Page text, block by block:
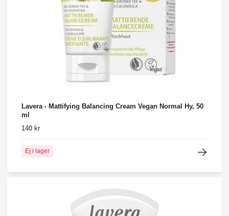
Lavera - Mattifying Balancing Cream Vegan Normal Hy, 50
ml
140 kr
Ej i lager